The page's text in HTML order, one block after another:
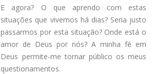
E agora? O que aprendo com estas
situações que vivemos há dias? Seria justo
passarmos por esta situação? Onde está o
amor de Deus por nós? A minha fé em
Deus permite-me tornar público os meus
questionamentos.